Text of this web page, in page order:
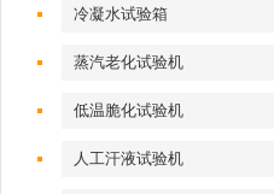
冷凝水试验箱
蒸汽老化试验机
低温脆化试验机
人工汗液试验机